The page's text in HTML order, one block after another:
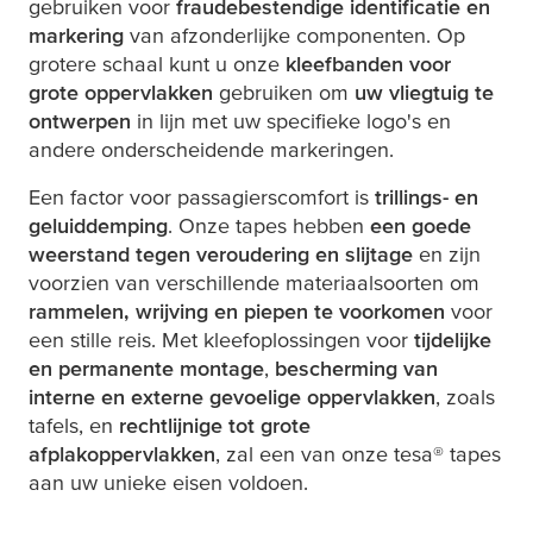
gebruiken voor fraudebestendige identificatie en
markering van afzonderlijke componenten. Op
grotere schaal kunt u onze kleefbanden voor
grote oppervlakken gebruiken om uw vliegtuig te
ontwerpen in lijn met uw specifieke logo's en
andere onderscheidende markeringen.
Een factor voor passagierscomfort is trillings- en
geluiddemping. Onze tapes hebben een goede
weerstand tegen veroudering en slijtage en zijn
voorzien van verschillende materiaalsoorten om
rammelen, wrijving en piepen te voorkomen voor
een stille reis. Met kleefoplossingen voor tijdelijke
en permanente montage, bescherming van
interne en externe gevoelige oppervlakken, zoals
tafels, en rechtlijnige tot grote
afplakoppervlakken, zal een van onze tesa® tapes
aan uw unieke eisen voldoen.